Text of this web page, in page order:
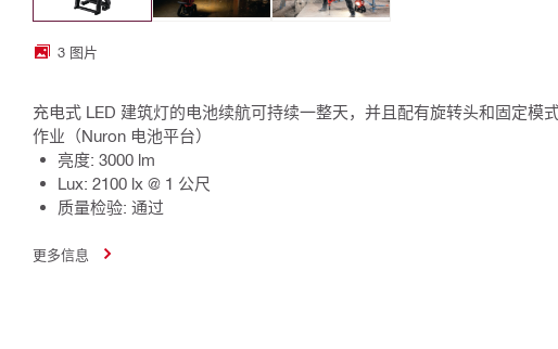
3 图片
充电式 LED 建筑灯的电池续航可持续一整天，并且配有旋转头和固定模
作业（Nuron 电池平台）
亮度: 3000 lm
Lux: 2100 lx @ 1 公尺
质量检验: 通过
更多信息